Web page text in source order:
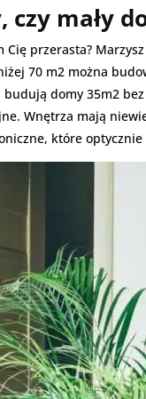
czy mały
Cię przerasta?
70 m2 można
domy 35m2
Wnętrza mają
które